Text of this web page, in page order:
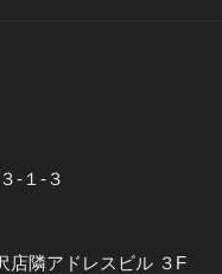
-１-３
店隣アドレスビル ３F